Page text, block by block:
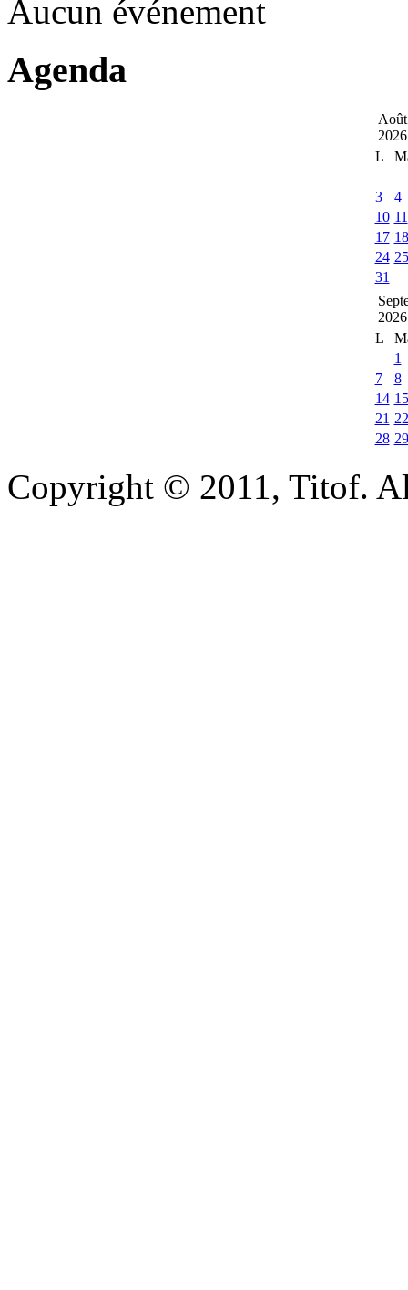
Aucun événement
Agenda
Août
2026
L
3
4
10 11
17 18
24 25
31
2026
L
1
7
8
14 15
21 22
28 29
Copyright © 2011, Titof.